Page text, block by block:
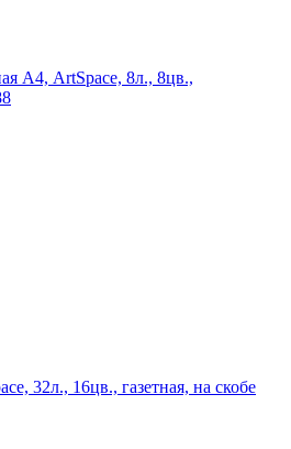
А4, ArtSpace, 8л., 8цв.,
32л., 16цв., газетная, на скобе